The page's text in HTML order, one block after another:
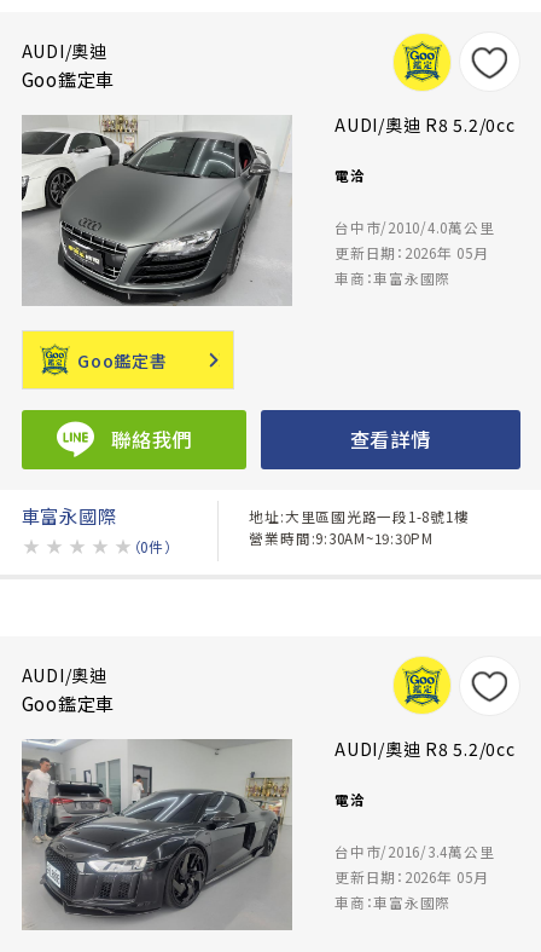
AUDI/奧迪
Goo鑑定車
AUDI/奧迪 R8 5.2/0cc
電洽
台中市/2010/4.0萬公里
更新日期：2026年 05月
車商：車富永國際
Goo鑑定書
聯絡我們 查看詳情
車富永國際
★ ★ ★ ★ ★ （0件）
地址:大里區國光路一段1-8號1樓
營業時間:9:30AM~19:30PM
AUDI/奧迪
Goo鑑定車
AUDI/奧迪 R8 5.2/0cc
電洽
台中市/2016/3.4萬公里
更新日期：2026年 05月
車商：車富永國際